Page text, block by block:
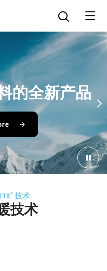
术
技术
portal
简体中文
打开搜索
的全新产品
®技术
技术